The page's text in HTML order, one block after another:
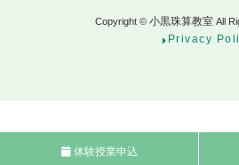
Copyright © 小黒珠算教室 All
Privacy
体験授業申込